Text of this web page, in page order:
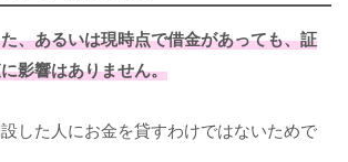
、あるいは現時点で借金があっても、証
影響はありません。
した人にお金を貸すわけではないためで